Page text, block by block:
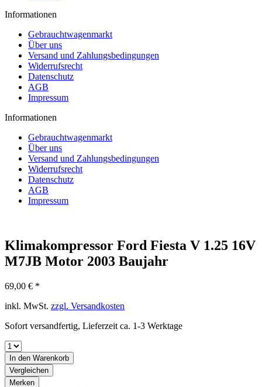
Informationen
Gebrauchtwagenmarkt
Über uns
Versand und Zahlungsbedingungen
Widerrufsrecht
Datenschutz
AGB
Impressum
Informationen
Gebrauchtwagenmarkt
Über uns
Versand und Zahlungsbedingungen
Widerrufsrecht
Datenschutz
AGB
Impressum
Klimakompressor Ford Fiesta V 1.25 16V
M7JB Motor 2003 Baujahr
In den Warenkorb
Vergleichen